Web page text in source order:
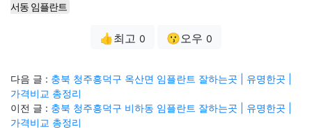
서동 임플란트
👍최고 0 😗오우 0
다음 글 : 충북 청주흥덕구 옥산면 임플란트 잘하는곳 | 유명한곳 |
가격비교 총정리
이전 글 : 충북 청주흥덕구 비하동 임플란트 잘하는곳 | 유명한곳 |
가격비교 총정리